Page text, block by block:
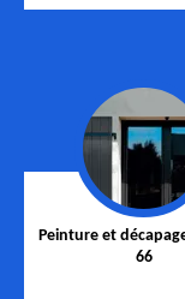
Peinture et
66